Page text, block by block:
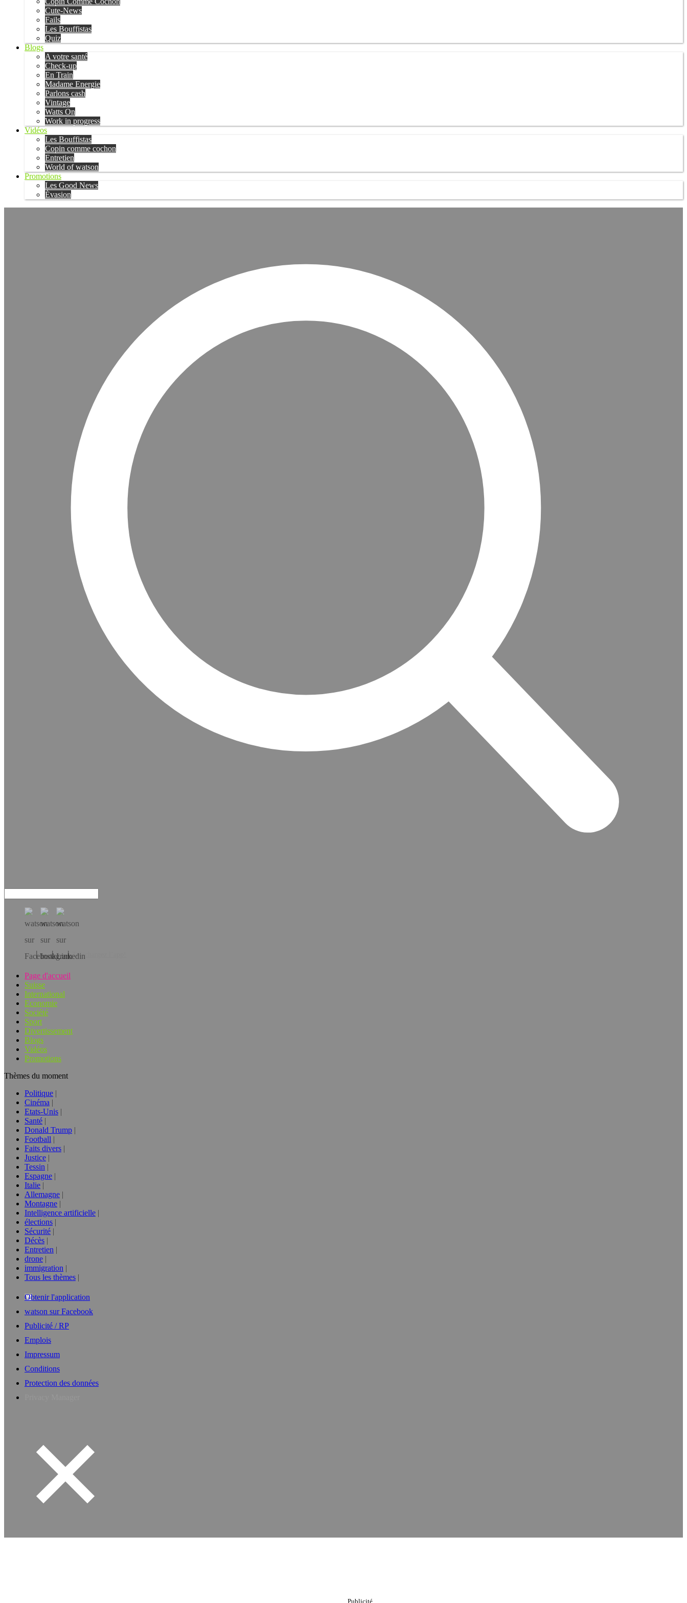
Cute-News
Fails
Les Bouffistas
Quiz
Blogs
A votre santé
Check-up
En Train
Madame Energie
Parlons cash
Vintage
Watts On
Work in progress
Vidéos
Les Bouffistas
Copin comme cochon
Entretien
World of watson
Promotions
Les Good News
Évasion
Téléchargez l’app!
Page d'accueil
Suisse
International
Economie
Société
Sport
Divertissement
Blogs
Vidéos
Promotions
Thèmes du moment
Politique
Cinéma
Etats-Unis
Santé
Donald Trump
Football
Faits divers
Justice
Tessin
Espagne
Italie
Allemagne
Montagne
Intelligence artificielle
élections
Sécurité
Décès
Entretien
drone
immigration
Tous les thèmes
Obtenir l'application
watson sur Facebook
Publicité / RP
Emplois
Impressum
Conditions
Protection des données